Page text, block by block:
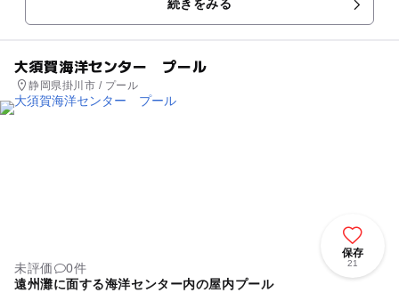
す。 野球場、サッカーやソ...続きをみる
大須賀海洋センター プール
静岡県掛川市 / プール
保存
21
未評価
0件
遠州灘に面する海洋センター内の屋内プール